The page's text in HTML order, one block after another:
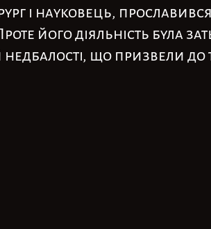
і науковець,
його діяльність була
що призвели до